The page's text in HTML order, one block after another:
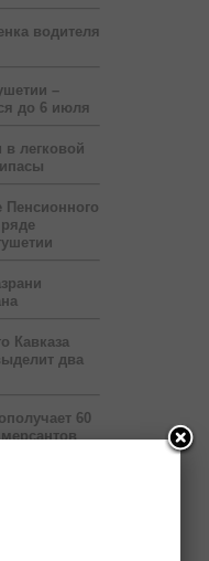
водителя
–
до 6 июля
легковой
Кавказа
два
60